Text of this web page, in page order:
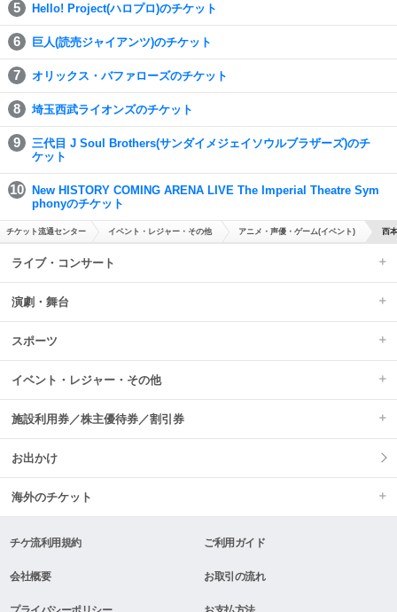
Hello! Project(ハロプロ)のチケット
巨人(読売ジャイアンツ)のチケット
オリックス・バファローズのチケット
埼玉西武ライオンズのチケット
三代目 J Soul Brothers(サンダイメジェイソウルブラザーズ)のチ
ケット
New HISTORY COMING ARENA LIVE The Imperial Theatre Sym
phonyのチケット
チケット流通センター イベント・レジャー・その他 アニメ・声優・ゲーム(イベント) 西
ライブ・コンサート
演劇・舞台
スポーツ
イベント・レジャー・その他
施設利用券／株主優待券／割引券
お出かけ
海外のチケット
チケ流利用規約 ご利用ガイド
会社概要 お取引の流れ